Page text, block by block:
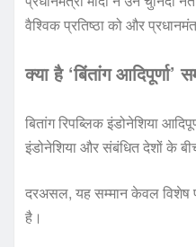
वैश्विक प्रतिष्ठा को और
क्या है ‘बिंतांग आदिपूर्णा’
बितांग रिपब्लिक इंडोनेशिया
इंडोनेशिया और संबंधित देशों के
दरअसल, यह सम्मान केवल विशेष
है।